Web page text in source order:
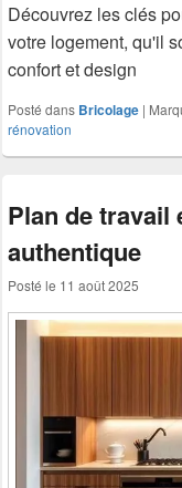
Découvrez les clés
votre logement, qu'il
confort et design
Posté dans Bricolage |
rénovation
Plan de travail
authentique
Posté le 11 août 2025